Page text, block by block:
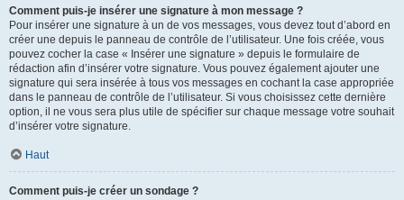
Comment puis-je insérer une signature à mon message ?
Pour insérer une signature à un de vos messages, vous devez tout d’abord en
créer une depuis le panneau de contrôle de l’utilisateur. Une fois créée, vous
pouvez cocher la case « Insérer une signature » depuis le formulaire de
rédaction afin d’insérer votre signature. Vous pouvez également ajouter une
signature qui sera insérée à tous vos messages en cochant la case appropriée
dans le panneau de contrôle de l’utilisateur. Si vous choisissez cette dernière
option, il ne vous sera plus utile de spécifier sur chaque message votre souhait
d’insérer votre signature.
Haut
Comment puis-je créer un sondage ?